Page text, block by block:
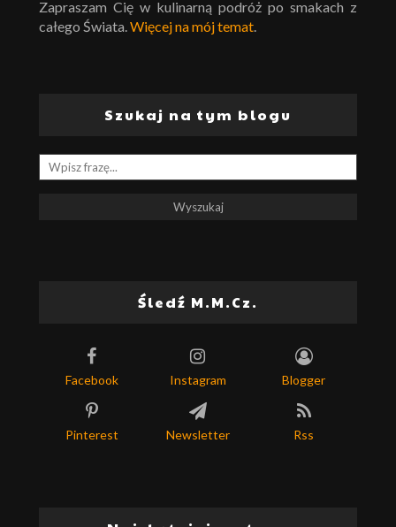
Zapraszam Cię w kulinarną podróż po smakach z
całego Świata. Więcej na mój temat
Szukaj na tym blogu
Śledź M.M.Cz.
Facebook Instagram Blogger
Pinterest Newsletter Rss